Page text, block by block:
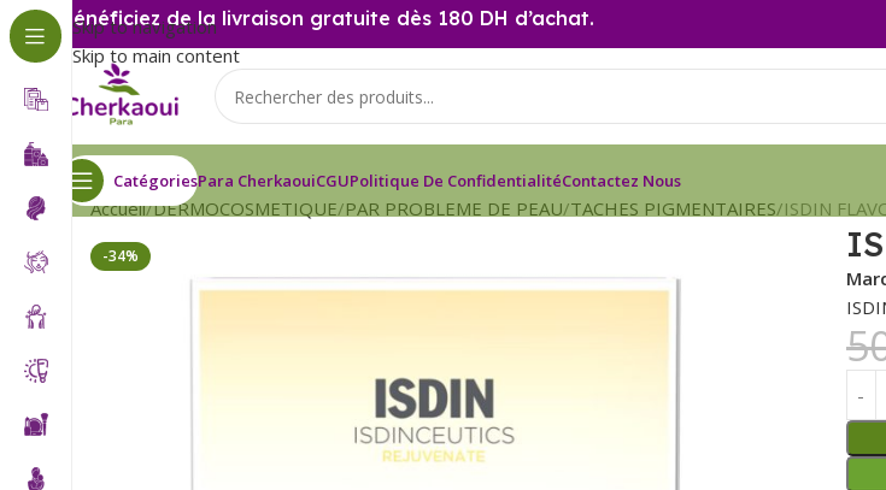
Skip to navigation
Skip to main content
Bénéficiez de la livraison gratuite dès 180 DH d’achat.
CatégoriesPara CherkaouiCGUPolitique De ConfidentialitéContactez Nous
Accueil DERMOCOSMETIQUE PAR PROBLEME DE PEAU TACHES PIGMENTAIRES ISDIN
-34%